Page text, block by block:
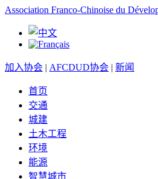
Association Franco-Chinoise du
加入协会 | AFCDUD协会 | 新闻
首页
交通
城建
土木工程
环境
能源
智慧城市